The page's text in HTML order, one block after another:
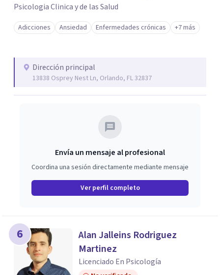
Psicologia Clinica y de las Salud
Adicciones Ansiedad Enfermedades crónicas +7 más
Dirección principal
13838 Osprey Nest Ln, Orlando, FL 32837
Envía un mensaje al profesional
Coordina una sesión directamente mediante mensaje
Ver perfil completo
6
Alan Jalleins Rodriguez
Martinez
Licenciado En Psicología